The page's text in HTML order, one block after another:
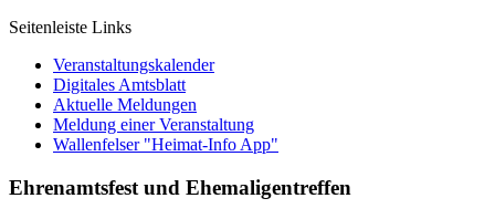
Seitenleiste Links
Veranstaltungskalender
Digitales Amtsblatt
Aktuelle Meldungen
Meldung einer Veranstaltung
Wallenfelser "Heimat-Info App"
Ehrenamtsfest und Ehemaligentreffen